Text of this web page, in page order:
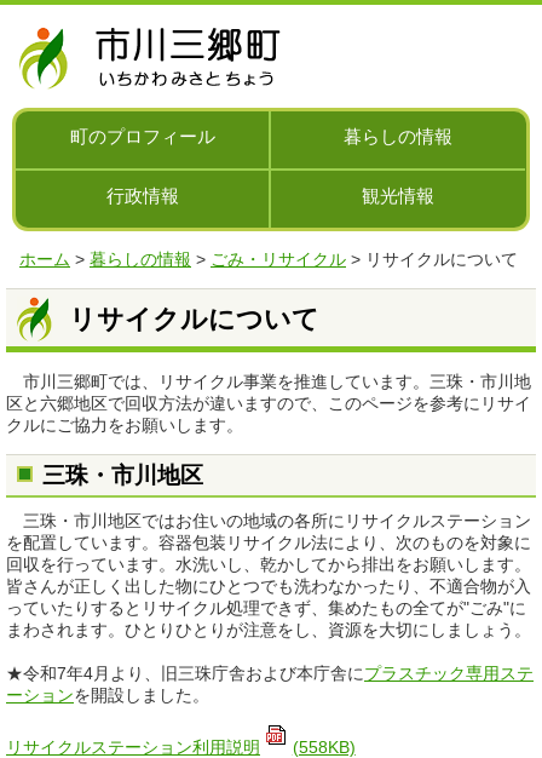
シ
ン
飛
町のプロフィール 暮らしの情報
行政情報 観光情報
ホーム > 暮らしの情報 > ごみ・リサイクル > リサイクルについて
リサイクルについて
市川三郷町では、リサイクル事業を推進しています。三珠・市川地
区と六郷地区で回収方法が違いますので、このページを参考にリサイ
クルにご協力をお願いします。
三珠・市川地区
三珠・市川地区ではお住いの地域の各所にリサイクルステーション
を配置しています。容器包装リサイクル法により、次のものを対象に
回収を行っています。水洗いし、乾かしてから排出をお願いします。
皆さんが正しく出した物にひとつでも洗わなかったり、不適合物が入
っていたりするとリサイクル処理できず、集めたもの全てが"ごみ"に
まわされます。ひとりひとりが注意をし、資源を大切にしましょう。
★令和7年4月より、旧三珠庁舎および本庁舎にプラスチック専用ステ
ーションを開設しました。
リサイクルステーション利用説明 (558KB)